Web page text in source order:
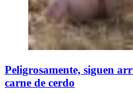
Peligrosamente, siguen
carne de cerdo